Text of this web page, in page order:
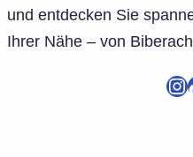
und entdecken Sie
Ihrer Nähe – von
Instagram